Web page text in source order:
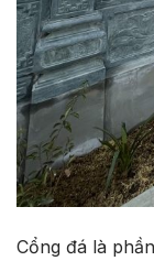
Cổng đá là